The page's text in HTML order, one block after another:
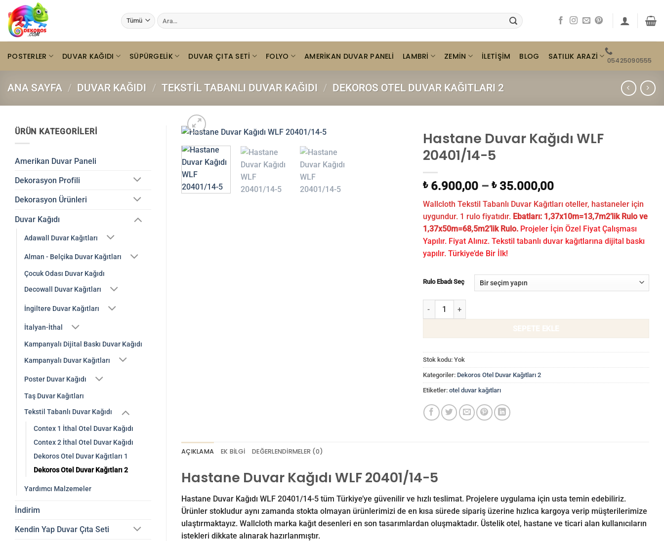
İçeriğe
atla
Ara:
POSTERLER DUVAR KAĞIDI SÜPÜRGELIK DUVAR ÇITA SETI FOLYO AMERIKAN DUVAR PANELI LAMBRI ZEMIN İLETIŞIM BLOG SATILIK ARAZI 05425090555
ANA SAYFA / DUVAR KAĞIDI / TEKSTIL TABANLI DUVAR KAĞIDI / DEKOROS OTEL DUVAR KAĞITLARI 2
ÜRÜN KATEGORILERI
Amerikan Duvar Paneli
Dekorasyon Profili
Dekorasyon Ürünleri
Duvar Kağıdı
Adawall Duvar Kağıtları
Alman - Belçika Duvar Kağıtları
Çocuk Odası Duvar Kağıdı
Decowall Duvar Kağıtları
İngiltere Duvar Kağıtları
İtalyan-İthal
Kampanyalı Dijital Baskı Duvar Kağıdı
Kampanyalı Duvar Kağıtları
Poster Duvar Kağıdı
Taş Duvar Kağıtları
Tekstil Tabanlı Duvar Kağıdı
Contex 1 İthal Otel Duvar Kağıdı
Contex 2 İthal Otel Duvar Kağıdı
Dekoros Otel Duvar Kağıtları 1
Dekoros Otel Duvar Kağıtları 2
Yardımcı Malzemeler
İndirim
Kendin Yap Duvar Çıta Seti
Hastane Duvar Kağıdı WLF
20401/14-5
₺6.900,00– ₺35.000,00
Wallcloth Tekstil Tabanlı Duvar Kağıtları oteller, hastaneler için
uygundur. 1 rulo fiyatıdır. Ebatları: 1,37x10m=13,7m2’lik Rulo ve
1,37x50m=68,5m2’lik Rulo. Projeler İçin Özel Fiyat Çalışması
Yapılır. Fiyat Alınız. Tekstil tabanlı duvar kağıtlarına dijital baskı
yapılır. Türkiye’de Bir İlk!
Rulo Ebadı Seç
Hastane Duvar Kağıdı WLF 20401/14-5 adet
Stok kodu: Yok
Kategoriler: Dekoros Otel Duvar Kağıtları 2
Etiketler: otel duvar kağıtları
AÇIKLAMA EK BILGI DEĞERLENDIRMELER (0)
Hastane Duvar Kağıdı WLF 20401/14-5
Hastane Duvar Kağıdı WLF 20401/14-5 tüm Türkiye’ye güvenilir ve hızlı teslimat. Projelere uygulama için usta temin edebiliriz.
Ürünler stokludur aynı zamanda stokta olmayan ürünlerimizi de en kısa sürede sipariş üzerine hızlıca kargoya verip müşterilerimize
ulaştırmaktayız. Wallcloth marka kağıt desenleri en son tasarımlardan oluşmaktadır. Üstelik otel, hastane ve ticari alan kullanıcıların
istekleri dikkate alınarak hazırlanmıştır.